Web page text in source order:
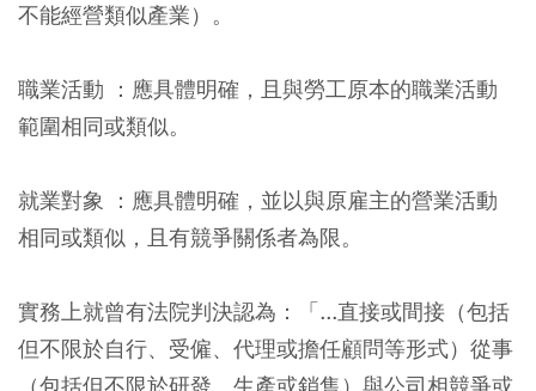
不能經營類似產業）。
職業活動 ：應具體明確，且與勞工原本的職業活動
範圍相同或類似。
就業對象 ：應具體明確，並以與原雇主的營業活動
相同或類似，且有競爭關係者為限。
實務上就曾有法院判決認為：「...直接或間接（包括
但不限於自行、受僱、代理或擔任顧問等形式）從事